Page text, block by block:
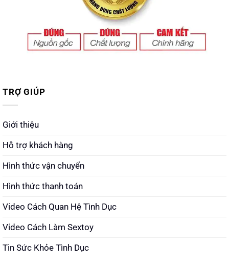
TRỢ GIÚP
Giới thiệu
Hỗ trợ khách hàng
Hình thức vận chuyển
Hình thức thanh toán
Video Cách Quan Hệ Tình Dục
Video Cách Làm Sextoy
Tin Sức Khỏe Tình Dục